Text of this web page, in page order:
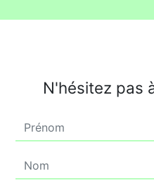
N'hésitez pas